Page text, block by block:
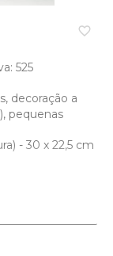
favorite_border
525
decoração a
pequenas
- 30 x 22,5 cm